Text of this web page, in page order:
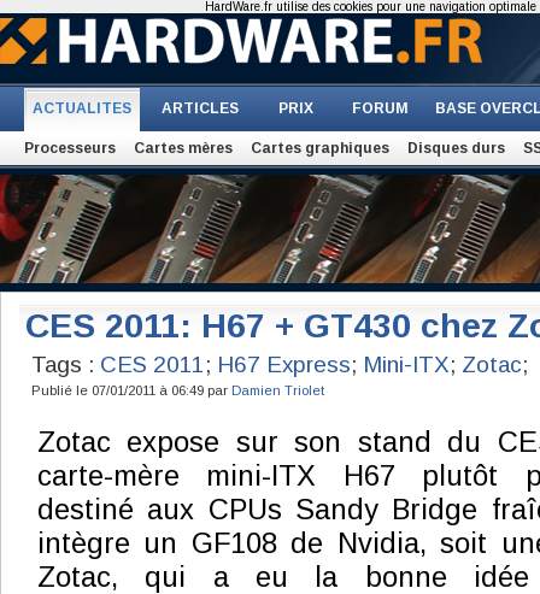
ACTUALITES ARTICLES PRIX FORUM BASE
Processeurs Cartes mères Cartes graphiques Disques durs
CES 2011: H67 + GT430 chez
Tags : CES 2011; H67 Express; Mini-ITX; Zotac;
Publié le 07/01/2011 à 06:49 par Damien Triolet
Zotac expose sur son stand du
carte-mère mini-ITX H67 plutôt
destiné aux CPUs Sandy Bridge
intègre un GF108 de Nvidia, soit
Zotac, qui a eu la bonne idée
HardWare.fr utilise des cookies pour une navigation